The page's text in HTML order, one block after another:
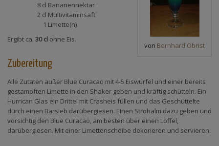
von Bernhard Obrist
8 cl Bananennektar
2 cl Multivitaminsaft
1 Limette(n)
Ergibt ca. 30 cl ohne Eis.
Zubereitung
Alle Zutaten außer Blue Curacao mit 4-5 Eiswürfel und einer bereits
gestampften Limette in den Shaker geben und kräftig schütteln. Ein
Hurrican Glas ein Drittel mit Crasheis füllen und das Geschüttelte
durch einen Barsieb darübergiesen. Einen Strohalm dazu geben und
vorsichtig den Blue Curacao, am besten über einen Löffel,
darübergiesen. Mit einer Limettenscheibe dekorieren und servieren.